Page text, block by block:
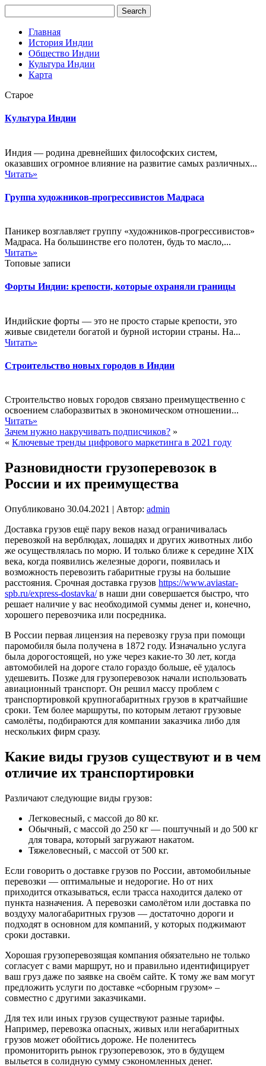
Главная
История Индии
Общество Индии
Культура Индии
Карта
Старое
Культура Индии
Индия — родина древнейших философских систем,
оказавших огромное влияние на развитие самых различных...
Читать»
Группа художников-прогрессивистов Мадраса
Паникер возглавляет группу «художников-прогрессивистов»
Мадраса. На большинстве его полотен, будь то масло,...
Читать»
Топовые записи
Форты Индии: крепости, которые охраняли границы
Индийские форты — это не просто старые крепости, это
живые свидетели богатой и бурной истории страны. На...
Читать»
Строительство новых городов в Индии
Строительство новых городов связано преимущественно с
освоением слаборазвитых в экономическом отношении...
Читать»
Зачем нужно накручивать подписчиков? »
« Ключевые тренды цифрового маркетинга в 2021 году
Разновидности грузоперевозок в
России и их преимущества
Опубликовано 30.04.2021 | Автор: admin
Доставка грузов ещё пару веков назад ограничивалась
перевозкой на верблюдах, лошадях и других животных либо
же осуществлялась по морю. И только ближе к середине XIX
века, когда появились железные дороги, появилась и
возможность перевозить габаритные грузы на большие
расстояния. Срочная доставка грузов https://www.aviastar-
spb.ru/express-dostavka/в наши дни совершается быстро, что
решает наличие у вас необходимой суммы денег и, конечно,
хорошего перевозчика или посредника.
В России первая лицензия на перевозку груза при помощи
паромобиля была получена в 1872 году. Изначально услуга
была дорогостоящей, но уже через какие-то 30 лет, когда
автомобилей на дороге стало гораздо больше, её удалось
удешевить. Позже для грузоперевозок начали использовать
авиационный транспорт. Он решил массу проблем с
транспортировкой крупногабаритных грузов в кратчайшие
сроки. Тем более маршруты, по которым летают грузовые
самолёты, подбираются для компании заказчика либо для
нескольких фирм сразу.
Какие виды грузов существуют и в чем
отличие их транспортировки
Различают следующие виды грузов:
Легковесный, с массой до 80 кг.
Обычный, с массой до 250 кг — поштучный и до 500 кг
для товара, который загружают накатом.
Тяжеловесный, с массой от 500 кг.
Если говорить о доставке грузов по России, автомобильные
перевозки — оптимальные и недорогие. Но от них
приходится отказываться, если трасса находится далеко от
пункта назначения. А перевозки самолётом или доставка по
воздуху малогабаритных грузов — достаточно дороги и
подходят в основном для компаний, у которых поджимают
сроки доставки.
Хорошая грузоперевозящая компания обязательно не только
согласует с вами маршрут, но и правильно идентифицирует
ваш груз даже по заявке на своём сайте. К тому же вам могут
предложить услуги по доставке «сборным грузом» –
совместно с другими заказчиками.
Для тех или иных грузов существуют разные тарифы.
Например, перевозка опасных, живых или негабаритных
грузов может обойтись дороже. Не поленитесь
промониторить рынок грузоперевозок, это в будущем
выльется в солидную сумму сэкономленных денег.